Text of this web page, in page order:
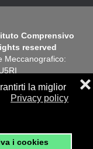
la miglior
Privacy policy
i cookies
❌
Comprensivo
reserved
Meccanografico: